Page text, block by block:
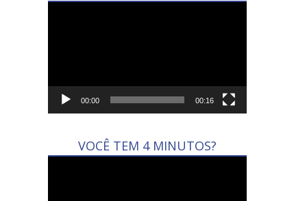
00:00 00:16
VOCÊ TEM 4 MINUTOS?